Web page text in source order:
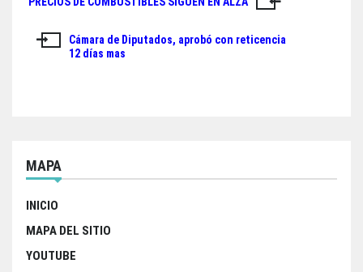
b
t
s
e
Navegación
de
Cámara de Diputados, aprobó con reticencia
12 días mas
MAPA
INICIO
MAPA DEL SITIO
YOUTUBE